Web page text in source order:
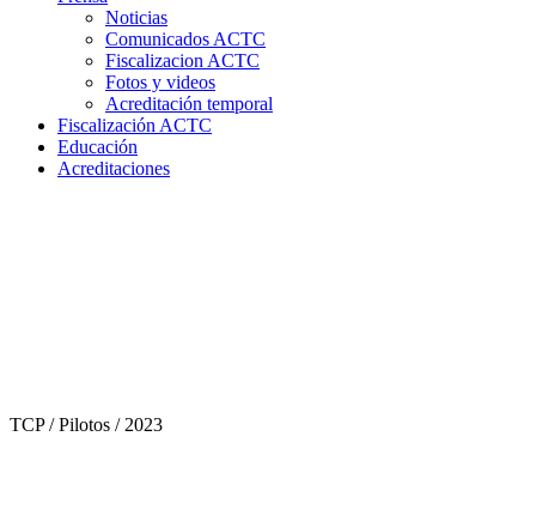
Noticias
Comunicados ACTC
Fiscalizacion ACTC
Fotos y videos
Acreditación temporal
Fiscalización ACTC
Educación
Acreditaciones
TCP / Pilotos / 2023